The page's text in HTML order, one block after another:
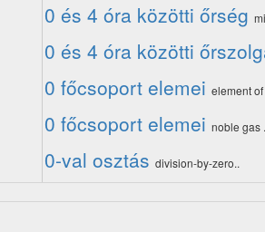
0 és 4 óra közötti őrség
0 és 4 óra közötti
0 főcsoport elemei element
0 főcsoport elemei noble gas
0-val osztás division-by-zero..